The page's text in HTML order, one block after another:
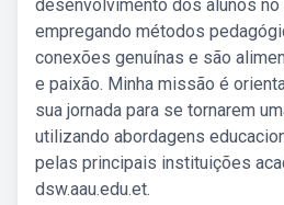
desenvolvimento dos alunos
empregando métodos
conexões genuínas e são
e paixão. Minha missão é
sua jornada para se tornarem
utilizando abordagens
pelas principais instituições
dsw.aau.edu.et.